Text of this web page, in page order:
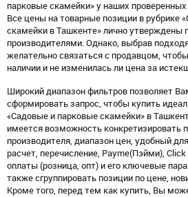
парковые скамейки» у наших
Все цены на товарные позиции в рубрике
скамейки в Ташкенте» лично утверждены
производителями. Однако, выбрав
желательно связаться с продавцом,
наличии и не изменилась ли цена за
Широкий диапазон фильтров позволяет
сформировать запрос, чтобы купить
«Садовые и парковые скамейки» в
имеется возможность конкретизировать
производителя, диапазон цен, удобный
расчет, перечисление, Payme(Пэйми), Click
оплаты (розница, опт) и его ключевые
также сгруппировать позиции по цене,
Кроме того, перед тем как купить, Вы